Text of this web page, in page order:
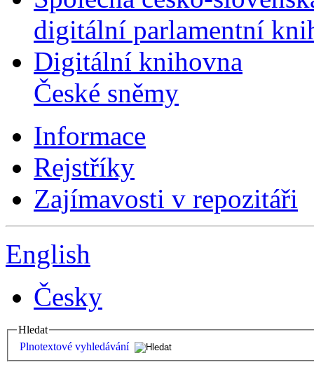
digitální parlamentní
Digitální knihovna
České sněmy
Informace
Rejstříky
Zajímavosti v repozitáři
English
Česky
Hledat
Plnotextové vyhledávání